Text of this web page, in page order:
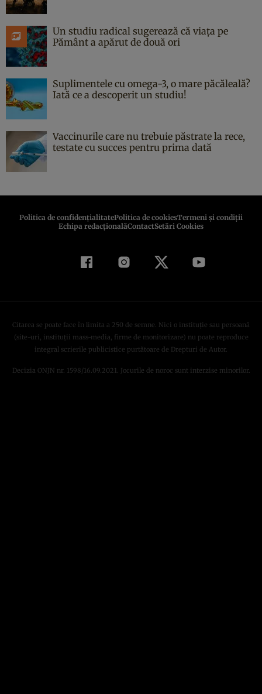
Un studiu radical sugerează că viața pe
Pământ a apărut de două ori
Suplimentele cu omega-3, o mare păcăleală?
Iată ce a descoperit un studiu!
Vaccinurile care nu trebuie păstrate la rece,
testate cu succes pentru prima dată
Politica de confidenţialitatePolitica de cookiesTermeni şi condiţii
Echipa redacționalăContactSetări Cookies
Citarea se poate face în limita a 250 de semne. Nici o instituţie sau persoană
(site-uri, instituţii mass-media, firme de monitorizare) nu poate reproduce
integral scrierile publicistice purtătoare de Drepturi de Autor.
Decizia ONJN nr. 1598/16.09.2021. Jocurile de noroc sunt interzise minorilor.